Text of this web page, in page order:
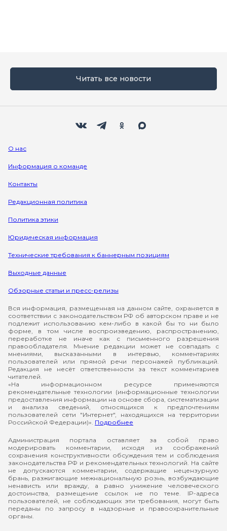
Читать все новости
О нас
Информация о команде
Контакты
Редакционная политика
Политика этики
Юридическая информация
Технические требования к баннерным позициям
Выходные данные
Обзорные статьи и пресс-релизы
Вся информация, размещенная на данном сайте, охраняется в
соответствии с законодательством РФ об авторском праве и не
подлежит использованию кем-либо в какой бы то ни было
форме, в том числе воспроизведению, распространению,
переработке не иначе как с письменного разрешения
правообладателя. Мнение редакции может не совпадать с
мнениями, высказанными в интервью, комментариях
пользователей или прямой речи персонажей публикаций.
Редакция не несёт ответственности за текст комментариев
читателей.
«На информационном ресурсе применяются
рекомендательные технологии (информационные технологии
предоставления информации на основе сбора, систематизации
и анализа сведений, относящихся к предпочтениям
пользователей сети "Интернет", находящихся на территории
Российской Федерации)». Подробнее
Администрация портала оставляет за собой право
модерировать комментарии, исходя из соображений
сохранения конструктивности обсуждения тем и соблюдения
законодательства РФ и рекомендательных технологий. На сайте
не допускаются комментарии, содержащие нецензурную
брань, разжигающие межнациональную рознь, возбуждающие
ненависть или вражду, а равно унижение человеческого
достоинства, размещение ссылок не по теме. IP-адреса
пользователей, не соблюдающих эти требования, могут быть
переданы по запросу в надзорные и правоохранительные
органы.